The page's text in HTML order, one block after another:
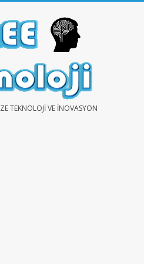
TEKNOLOJI VE İNOVASYON